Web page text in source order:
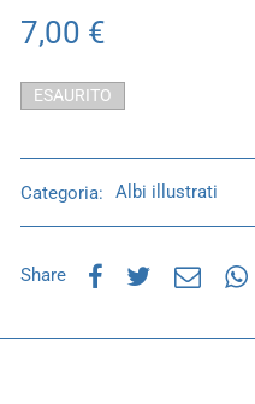
7,00 €
ESAURITO
Categoria: Albi illustrati
Share